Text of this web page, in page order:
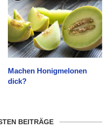
Machen Honigmelonen
dick?
BEITRÄGE